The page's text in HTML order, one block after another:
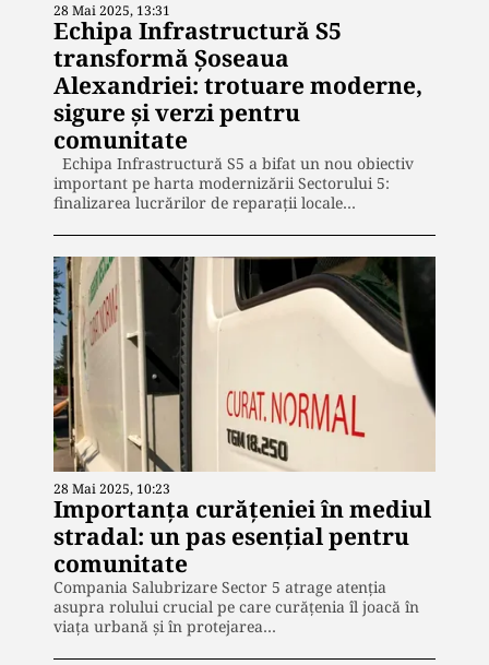
28 Mai 2025, 13:31
Echipa Infrastructură S5
transformă Șoseaua
Alexandriei: trotuare moderne,
sigure și verzi pentru
comunitate
Echipa Infrastructură S5 a bifat un nou obiectiv
important pe harta modernizării Sectorului 5:
finalizarea lucrărilor de reparații locale…
28 Mai 2025, 10:23
Importanța curățeniei în mediul
stradal: un pas esențial pentru
comunitate
Compania Salubrizare Sector 5 atrage atenția
asupra rolului crucial pe care curățenia îl joacă în
viața urbană și în protejarea…